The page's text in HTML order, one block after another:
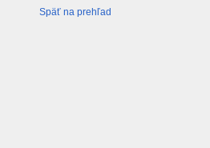
Späť na prehľad